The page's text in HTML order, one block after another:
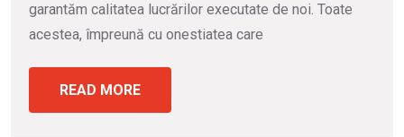
garantăm calitatea lucrărilor executate de noi. Toate
acestea, împreună cu onestiatea care
READ MORE